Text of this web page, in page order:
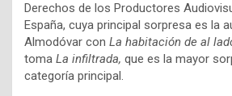
Derechos de los Productores
España, cuya principal sorpresa es la
Almodóvar con La habitación de al
toma La infiltrada, que es la mayor
categoría principal.